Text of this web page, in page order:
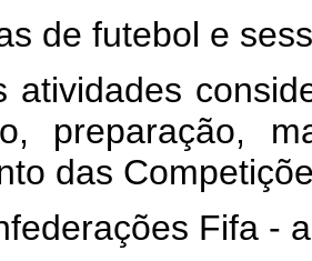
de futebol e
atividades
preparação,
das
Fifa -